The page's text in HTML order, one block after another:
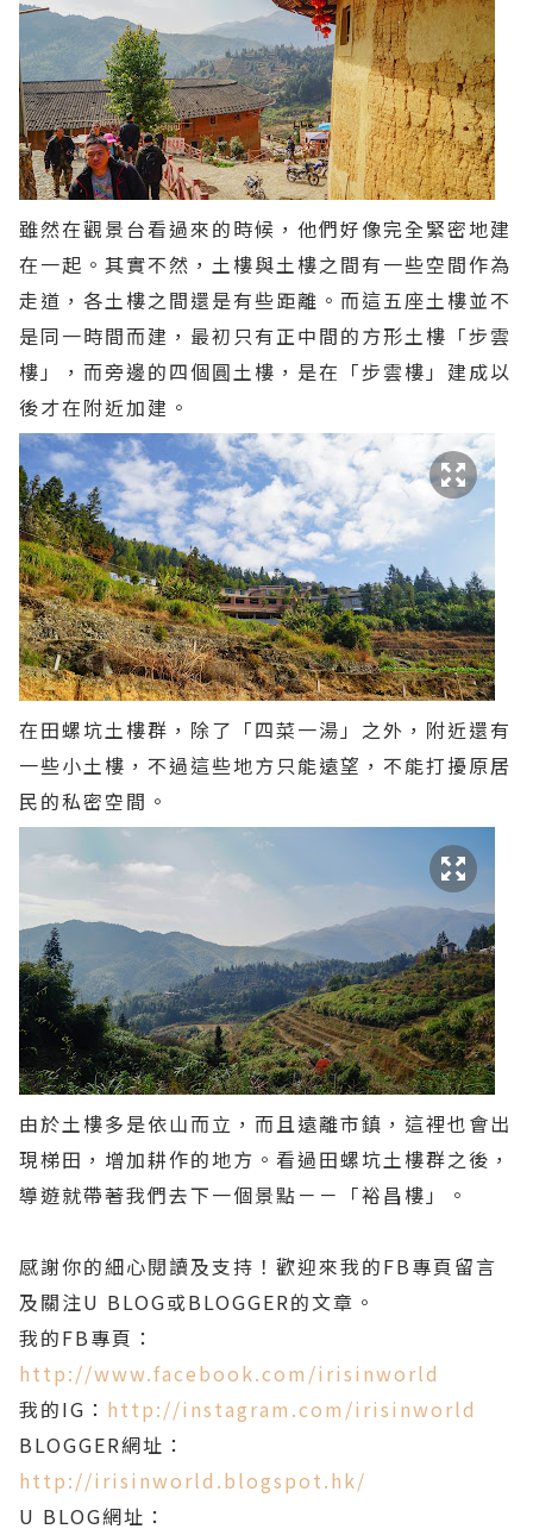
雖然在觀景台看過來的時候，他們好像完全緊密地建
在一起。其實不然，土樓與土樓之間有一些空間作為
走道，各土樓之間還是有些距離。而這五座土樓並不
是同一時間而建，最初只有正中間的方形土樓「步雲
樓」，而旁邊的四個圓土樓，是在「步雲樓」建成以
後才在附近加建。
在田螺坑土樓群，除了「四菜一湯」之外，附近還有
一些小土樓，不過這些地方只能遠望，不能打擾原居
民的私密空間。
由於土樓多是依山而立，而且遠離市鎮，這裡也會出
現梯田，增加耕作的地方。看過田螺坑土樓群之後，
導遊就帶著我們去下一個景點－－「裕昌樓」。
感謝你的細心閱讀及支持！歡迎來我的FB專頁留言
及關注U BLOG或BLOGGER的文章。
我的FB專頁：
http://www.facebook.com/irisinworld
我的IG： http://instagram.com/irisinworld
BLOGGER網址：
http://irisinworld.blogspot.hk/
U BLOG網址：